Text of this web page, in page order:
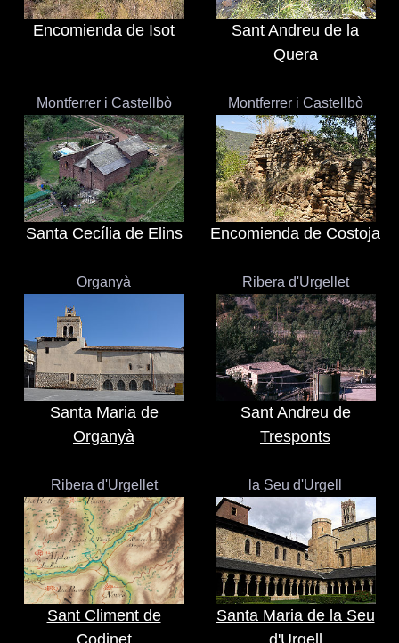
Encomienda de Isot
Sant Andreu de la
Quera
Montferrer i Castellbò
Santa Cecília de Elins
Montferrer i Castellbò
Encomienda de Costoja
Organyà
Santa Maria de
Organyà
Ribera d'Urgellet
Sant Andreu de
Tresponts
Ribera d'Urgellet
Sant Climent de
Codinet
la Seu d'Urgell
Santa Maria de la Seu
d'Urgell